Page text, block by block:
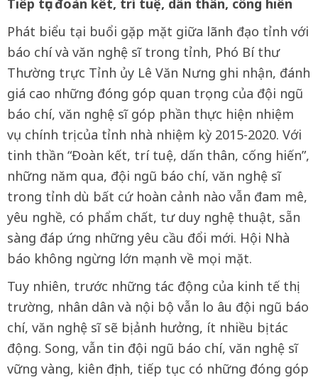
Tiếp tục đoàn kết, trí tuệ, dấn thân, cống hiến
Phát biểu tại buổi gặp mặt giữa lãnh đạo tỉnh với
báo chí và văn nghệ sĩ trong tỉnh, Phó Bí thư
Thường trực Tỉnh ủy Lê Văn Nưng ghi nhận, đánh
giá cao những đóng góp quan trọng của đội ngũ
báo chí, văn nghệ sĩ góp phần thực hiện nhiệm
vụ chính trị của tỉnh nhà nhiệm kỳ 2015-2020. Với
tinh thần “Đoàn kết, trí tuệ, dấn thân, cống hiến”,
những năm qua, đội ngũ báo chí, văn nghệ sĩ
trong tỉnh dù bất cứ hoàn cảnh nào vẫn đam mê,
yêu nghề, có phẩm chất, tư duy nghệ thuật, sẵn
sàng đáp ứng những yêu cầu đổi mới. Hội Nhà
báo không ngừng lớn mạnh về mọi mặt.
Tuy nhiên, trước những tác động của kinh tế thị
trường, nhân dân và nội bộ vẫn lo âu đội ngũ báo
chí, văn nghệ sĩ sẽ bị ảnh hưởng, ít nhiều bị tác
động. Song, vẫn tin đội ngũ báo chí, văn nghệ sĩ
vững vàng, kiên định, tiếp tục có những đóng góp